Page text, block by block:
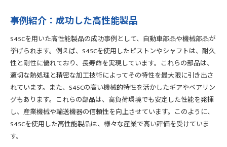
事例紹介：成功した高性能製品
S45Cを用いた高性能製品の成功事例として、自動車部品や機械部品が
挙げられます。例えば、S45Cを使用したピストンやシャフトは、耐久
性と剛性に優れており、長寿命を実現しています。これらの部品は、
適切な熱処理と精密な加工技術によってその特性を最大限に引き出さ
れています。また、S45Cの高い機械的特性を活かしたギアやベアリン
グもあります。これらの部品は、高負荷環境でも安定した性能を発揮
し、産業機械や輸送機器の信頼性を向上させています。このように、
S45Cを使用した高性能製品は、様々な産業で高い評価を受けていま
す。